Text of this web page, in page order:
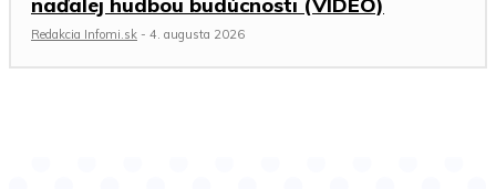
Redakcia Infomi.sk - 4. augusta 2026